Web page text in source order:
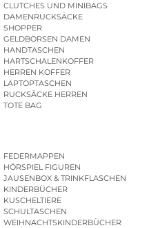
CLUTCHES UND MINIBAGS
DAMENRUCKSÄCKE
SHOPPER
GELDBÖRSEN DAMEN
HANDTASCHEN
HARTSCHALENKOFFER
HERREN KOFFER
LAPTOPTASCHEN
RUCKSÄCKE HERREN
TOTE BAG
FEDERMAPPEN
HÖRSPIEL FIGUREN
JAUSENBOX & TRINKFLASCHEN
KINDERBÜCHER
KUSCHELTIERE
SCHULTASCHEN
WEIHNACHTSKINDERBÜCHER